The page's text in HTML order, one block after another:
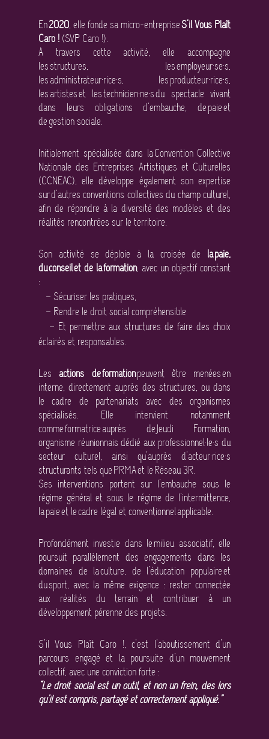
En2020, elle fonde sa micro-entrepriseS’il Vous Plaît
Caro ! (SVP Caro !).
À travers cette activité, elle accompagne
les structures, les employeur·se·s,
les administrateur·rice·s, les producteur·rice·s,
les artistes et les technicien·ne·s du spectacle vivant
dans leurs obligations d’embauche, de paie et
de gestion sociale.
Initialement spécialisée dans la Convention Collective
Nationale des Entreprises Artistiques et Culturelles
(CCNEAC), elle développe également son expertise
sur d’autres conventions collectives du champ culturel,
afin de répondre à la diversité des modèles et des
réalités rencontrées sur le territoire.
Son activité se déploie à la croisée de la paie,
du conseil et de la formation, avec un objectif constant
:
– Sécuriser les pratiques,
– Rendre le droit social compréhensible
– Et permettre aux structures de faire des choix
éclairés et responsables.
Lesactions de formationpeuvent être menées en
interne, directement auprès des structures, ou dans
le cadre de partenariats avec des organismes
spécialisés. Elle intervient notamment
comme formatrice auprès de Jeudi Formation,
organisme réunionnais dédié aux professionnel·le·s du
secteur culturel, ainsi qu’auprès d’acteur·rice·s
structurants tels que PRMA et le Réseau 3R.
Ses interventions portent sur l’embauche sous le
régime général et sous le régime de l’intermittence,
la paie et le cadre légal et conventionnel applicable.
Profondément investie dans le milieu associatif, elle
poursuit parallèlement des engagements dans les
domaines de la culture, de l’éducation populaire et
du sport, avec la même exigence : rester connectée
aux réalités du terrain et contribuer à un
développement pérenne des projets.
S’il Vous Plaît Caro !, c’est l’aboutissement d’un
parcours engagé et la poursuite d’un mouvement
collectif, avec une convictionforte :
“Le droit social est un outil, et non un frein, dès lors
qu’il est compris, partagé et correctement appliqué.”